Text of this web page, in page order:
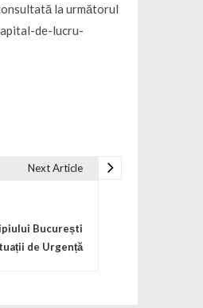
la următorul
de-lucru-
Next Article
București
de Urgență